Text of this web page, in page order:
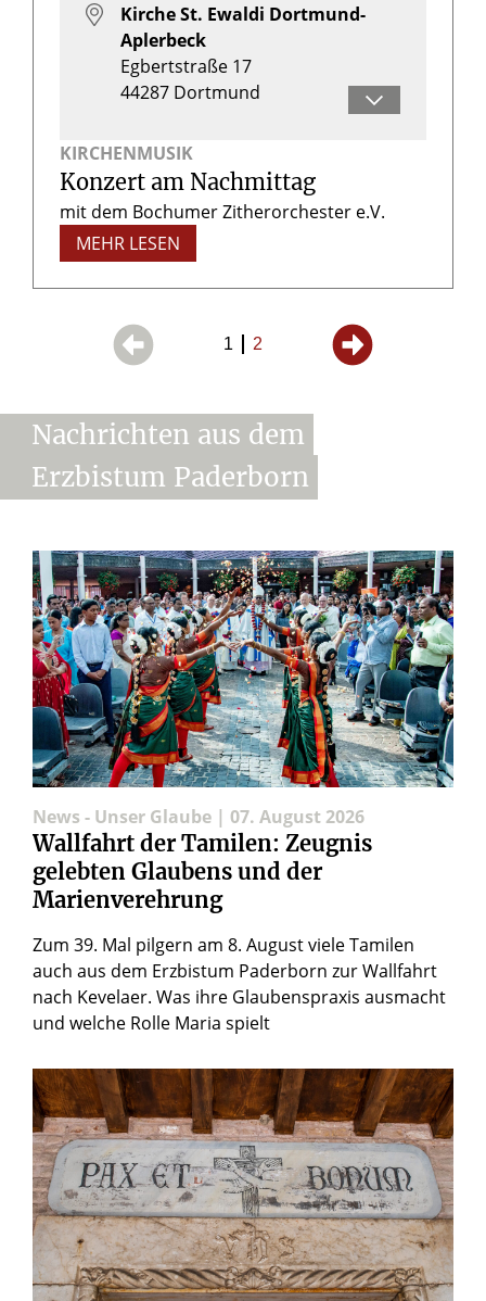
KIRCHENMUSIK
Konzert am Nachmittag
mit dem Bochumer Zitherorchester e.V.
MEHR LESEN
Kirche St. Ewaldi Dortmund-
Aplerbeck
Egbertstraße 17
44287 Dortmund
1 2
Nachrichten aus dem
Erzbistum Paderborn
News - Unser Glaube | 07. August 2026
Wallfahrt der Tamilen: Zeugnis
gelebten Glaubens und der
Marienverehrung
Zum 39. Mal pilgern am 8. August viele Tamilen
auch aus dem Erzbistum Paderborn zur Wallfahrt
nach Kevelaer. Was ihre Glaubenspraxis ausmacht
und welche Rolle Maria spielt